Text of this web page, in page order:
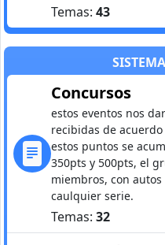
Temas: 43
Concursos
estos eventos nos
recibidas de
estos puntos se
350pts y 500pts, el
miembros, con
caulquier serie.
Temas: 32